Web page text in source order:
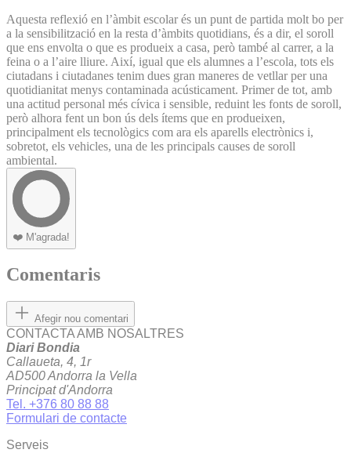
Aquesta reflexió en l’àmbit escolar és un punt de partida molt bo per
a la sensibilització en la resta d’àmbits quotidians, és a dir, el soroll
que ens envolta o que es produeix a casa, però també al carrer, a la
feina o a l’aire lliure. Així, igual que els alumnes a l’escola, tots els
ciutadans i ciutadanes tenim dues gran maneres de vetllar per una
quotidianitat menys contaminada acústicament. Primer de tot, amb
una actitud personal més cívica i sensible, reduint les fonts de soroll,
però alhora fent un bon ús dels ítems que en produeixen,
principalment els tecnològics com ara els aparells electrònics i,
sobretot, els vehicles, una de les principals causes de soroll
ambiental.
❤️ M'agrada!
Comentaris
Afegir nou comentari
CONTACTA AMB NOSALTRES
Diari Bondia
Callaueta, 4, 1r
AD500 Andorra la Vella
Principat d'Andorra
Tel. +376 80 88 88
Formulari de contacte
Serveis